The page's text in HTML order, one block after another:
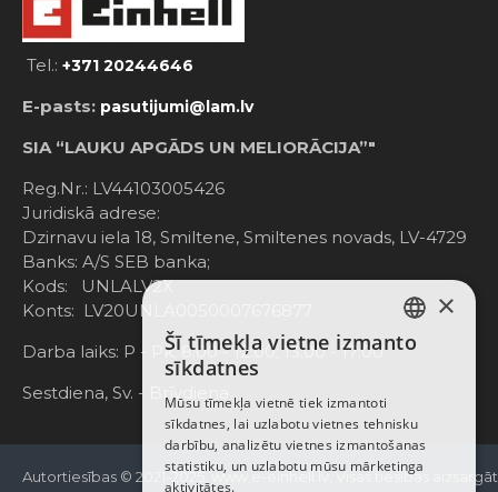
Tel.: +371 20244646
E-pasts: pasutijumi@lam.lv
SIA “LAUKU APGĀDS UN MELIORĀCIJA”"
Reg.Nr.: LV44103005426
Juridiskā adrese:
Dzirnavu iela 18, Smiltene, Smiltenes novads, LV-4729
Banks: A/S SEB banka;
Kods: UNLALV2X
Konts: LV20UNLA0050007676877
Darba laiks: P - Pk. 8:00 - 12:00; 13:00 - 17:00
Sestdiena, Sv. - Brīvdiena
Autortiesības © 2021-2025, www.e-einhell.lv, Visas tiesības
LATVIAN
ENGLISH
×
Šī tīmekļa vietne izmanto
sīkdatnes
Mūsu tīmekļa vietnē tiek izmantoti
sīkdatnes, lai uzlabotu vietnes tehnisku
darbību, analizētu vietnes izmantošanas
statistiku, un uzlabotu mūsu mārketinga
aktivitātes.